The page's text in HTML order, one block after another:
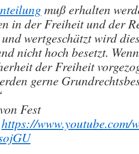
muß erhalten
in der Freiheit und der
wertgeschätzt wird
nicht hoch besetzt.
der Freiheit
gerne
Fest
https://www.youtube.com/